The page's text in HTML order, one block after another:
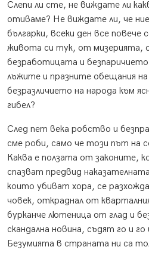
Слепи ли сте, не виждате ли
отиваме? Не виждате ли, че
българки, всеки ден все
живота си тук, от мизерията,
безработицата и
лъжите и празните обещания
безразличието на народа към
гибел?
След пет века робство и
сме роби, само че този път на
Каква е ползата от законите,
спазват предвид
които убиват хора, се
човек, откраднал от
бурканче лютеница от глад и
скандална новина, съдят го и
Безумията в страната ни са